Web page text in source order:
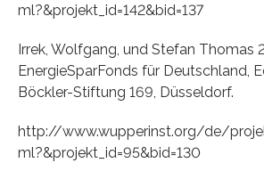
ml?&projekt_id=142&bid=137
Irrek, Wolfgang, und Stefan Thomas
EnergieSparFonds für Deutschland,
Böckler-Stiftung 169, Düsseldorf.
http://www.wupperinst.org/de/
ml?&projekt_id=95&bid=130